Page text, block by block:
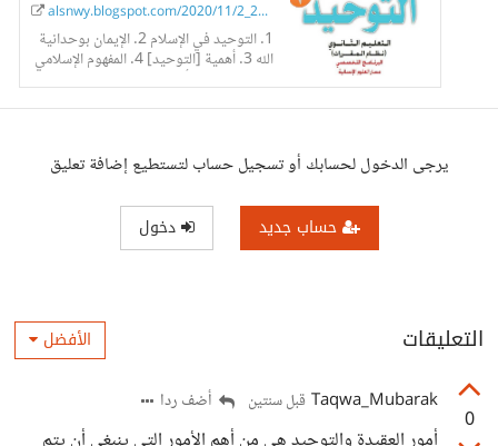
alsnwy.blogspot.com/2020/11/2_29.html
1. التوحيد في الإسلام 2. الإيمان بوحدانية
الله 3. أهمية [التوحيد] 4. المفهوم الإسلامي
لـ [التوحيد] 5. أهمية التوحيد في الإسلام
يرجى الدخول لحسابك أو تسجيل حساب لتستطيع إضافة تعليق
حساب جديد دخول
التعليقات الأفضل
0
Taqwa_Mubarak قبل سنتين أضف ردا